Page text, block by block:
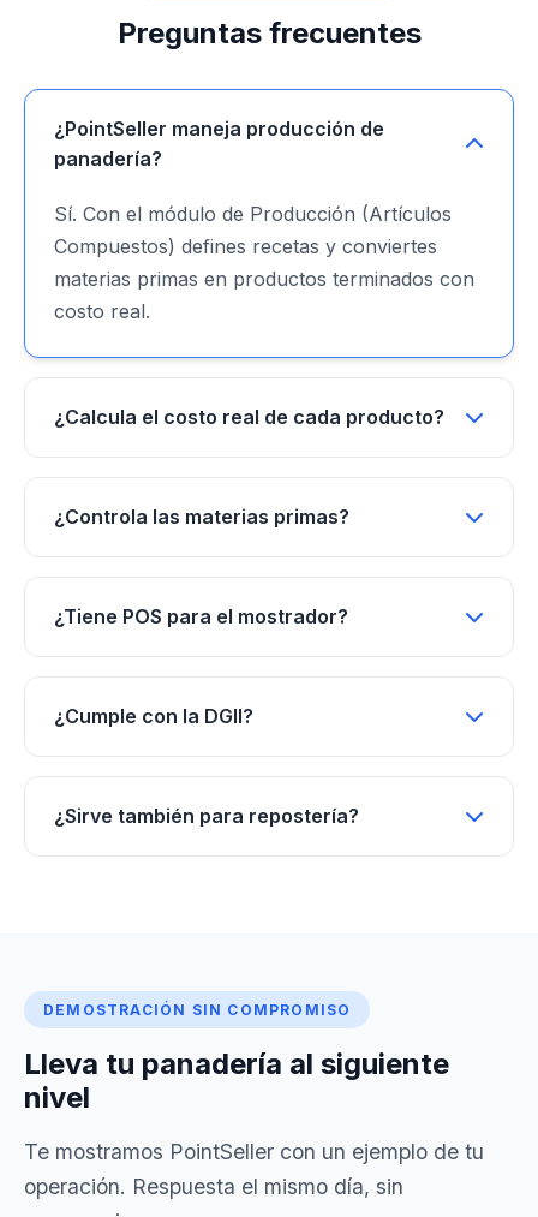
Preguntas frecuentes
¿PointSeller maneja producción de
panadería?
Sí. Con el módulo de Producción (Artículos
Compuestos) defines recetas y conviertes
materias primas en productos terminados con
costo real.
¿Calcula el costo real de cada producto?
¿Controla las materias primas?
¿Tiene POS para el mostrador?
¿Cumple con la DGII?
¿Sirve también para repostería?
DEMOSTRACIÓN SIN COMPROMISO
Lleva tu panadería al siguiente
nivel
Te mostramos PointSeller con un ejemplo de tu
operación. Respuesta el mismo día, sin